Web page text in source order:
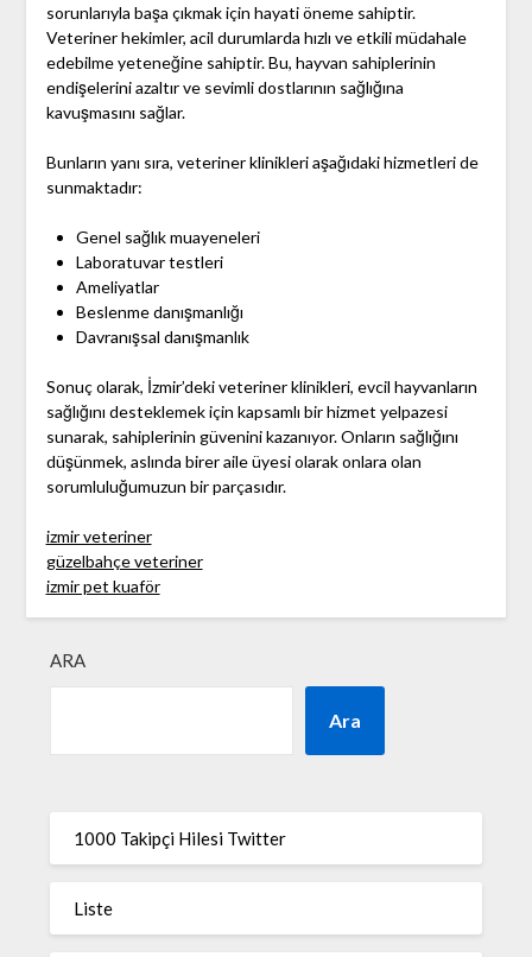
sorunlarıyla başa çıkmak için hayati öneme sahiptir.
Veteriner hekimler, acil durumlarda hızlı ve etkili müdahale
edebilme yeteneğine sahiptir. Bu, hayvan sahiplerinin
endişelerini azaltır ve sevimli dostlarının sağlığına
kavuşmasını sağlar.
Bunların yanı sıra, veteriner klinikleri aşağıdaki hizmetleri de
sunmaktadır:
Genel sağlık muayeneleri
Laboratuvar testleri
Ameliyatlar
Beslenme danışmanlığı
Davranışsal danışmanlık
Sonuç olarak, İzmir’deki veteriner klinikleri, evcil hayvanların
sağlığını desteklemek için kapsamlı bir hizmet yelpazesi
sunarak, sahiplerinin güvenini kazanıyor. Onların sağlığını
düşünmek, aslında birer aile üyesi olarak onlara olan
sorumluluğumuzun bir parçasıdır.
izmir veteriner
güzelbahçe veteriner
izmir pet kuaför
ARA
Ara
1000 Takipçi Hilesi Twitter
Liste